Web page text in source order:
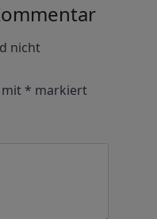
nicht
mit* markiert